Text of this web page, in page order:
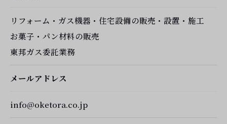
リフォーム・ガス機器・住宅設備の販売・設置・施工
お菓子・パン材料の販売
東邦ガス委託業務
メールアドレス
info@oketora.co.jp